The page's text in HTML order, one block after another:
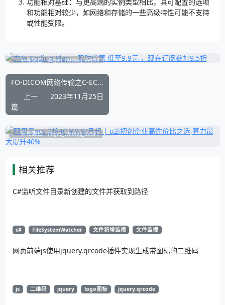
和功能相对较少，如网络和存储的一些高级特性可能不支持
或性能受限。
补充展位 Pages_Weblog_Get#0
FO-DICOM网络传输之C-ECHO和C-STORE简单实现例子
上一
篇
2023年11月25日
补充展位 Pages_Weblog_Get#1
相关推荐
C#监听文件目录新创建的文件并获取到路径
c# FileSystemWatcher 文件新增监视 文件监视
网页前端js使用jquery.qrcode插件实现生成带图标的二维码
js 二维码 jquery logo图标 jquery.qrcode